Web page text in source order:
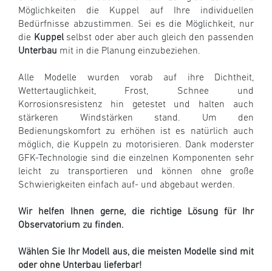
Möglichkeiten die Kuppel auf Ihre individuellen
Bedürfnisse abzustimmen. Sei es die Möglichkeit, nur
die Kuppel selbst oder aber auch gleich den passenden
Unterbau mit in die Planung einzubeziehen.
Alle Modelle wurden vorab auf ihre Dichtheit,
Wettertauglichkeit, Frost, Schnee und
Korrosionsresistenz hin getestet und halten auch
stärkeren Windstärken stand. Um den
Bedienungskomfort zu erhöhen ist es natürlich auch
möglich, die Kuppeln zu motorisieren. Dank moderster
GFK-Technologie sind die einzelnen Komponenten sehr
leicht zu transportieren und können ohne große
Schwierigkeiten einfach auf- und abgebaut werden.
Wir helfen Ihnen gerne, die richtige Lösung für Ihr
Observatorium zu finden.
Wählen Sie Ihr Modell aus, die meisten Modelle sind mit
oder ohne Unterbau lieferbar!